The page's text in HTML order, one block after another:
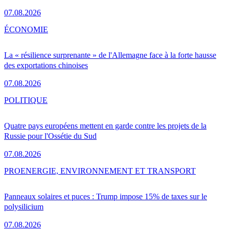
07.08.2026
La « résilience surprenante » de l'Allemagne face à la forte hausse
des exportations chinoises
07.08.2026
ÉCONOMIE
Quatre pays européens mettent en garde contre les projets de la
Russie pour l'Ossétie du Sud
07.08.2026
POLITIQUE
Panneaux solaires et puces : Trump impose 15% de taxes sur le
polysilicium
07.08.2026
PROENERGIE, ENVIRONNEMENT ET TRANSPORT